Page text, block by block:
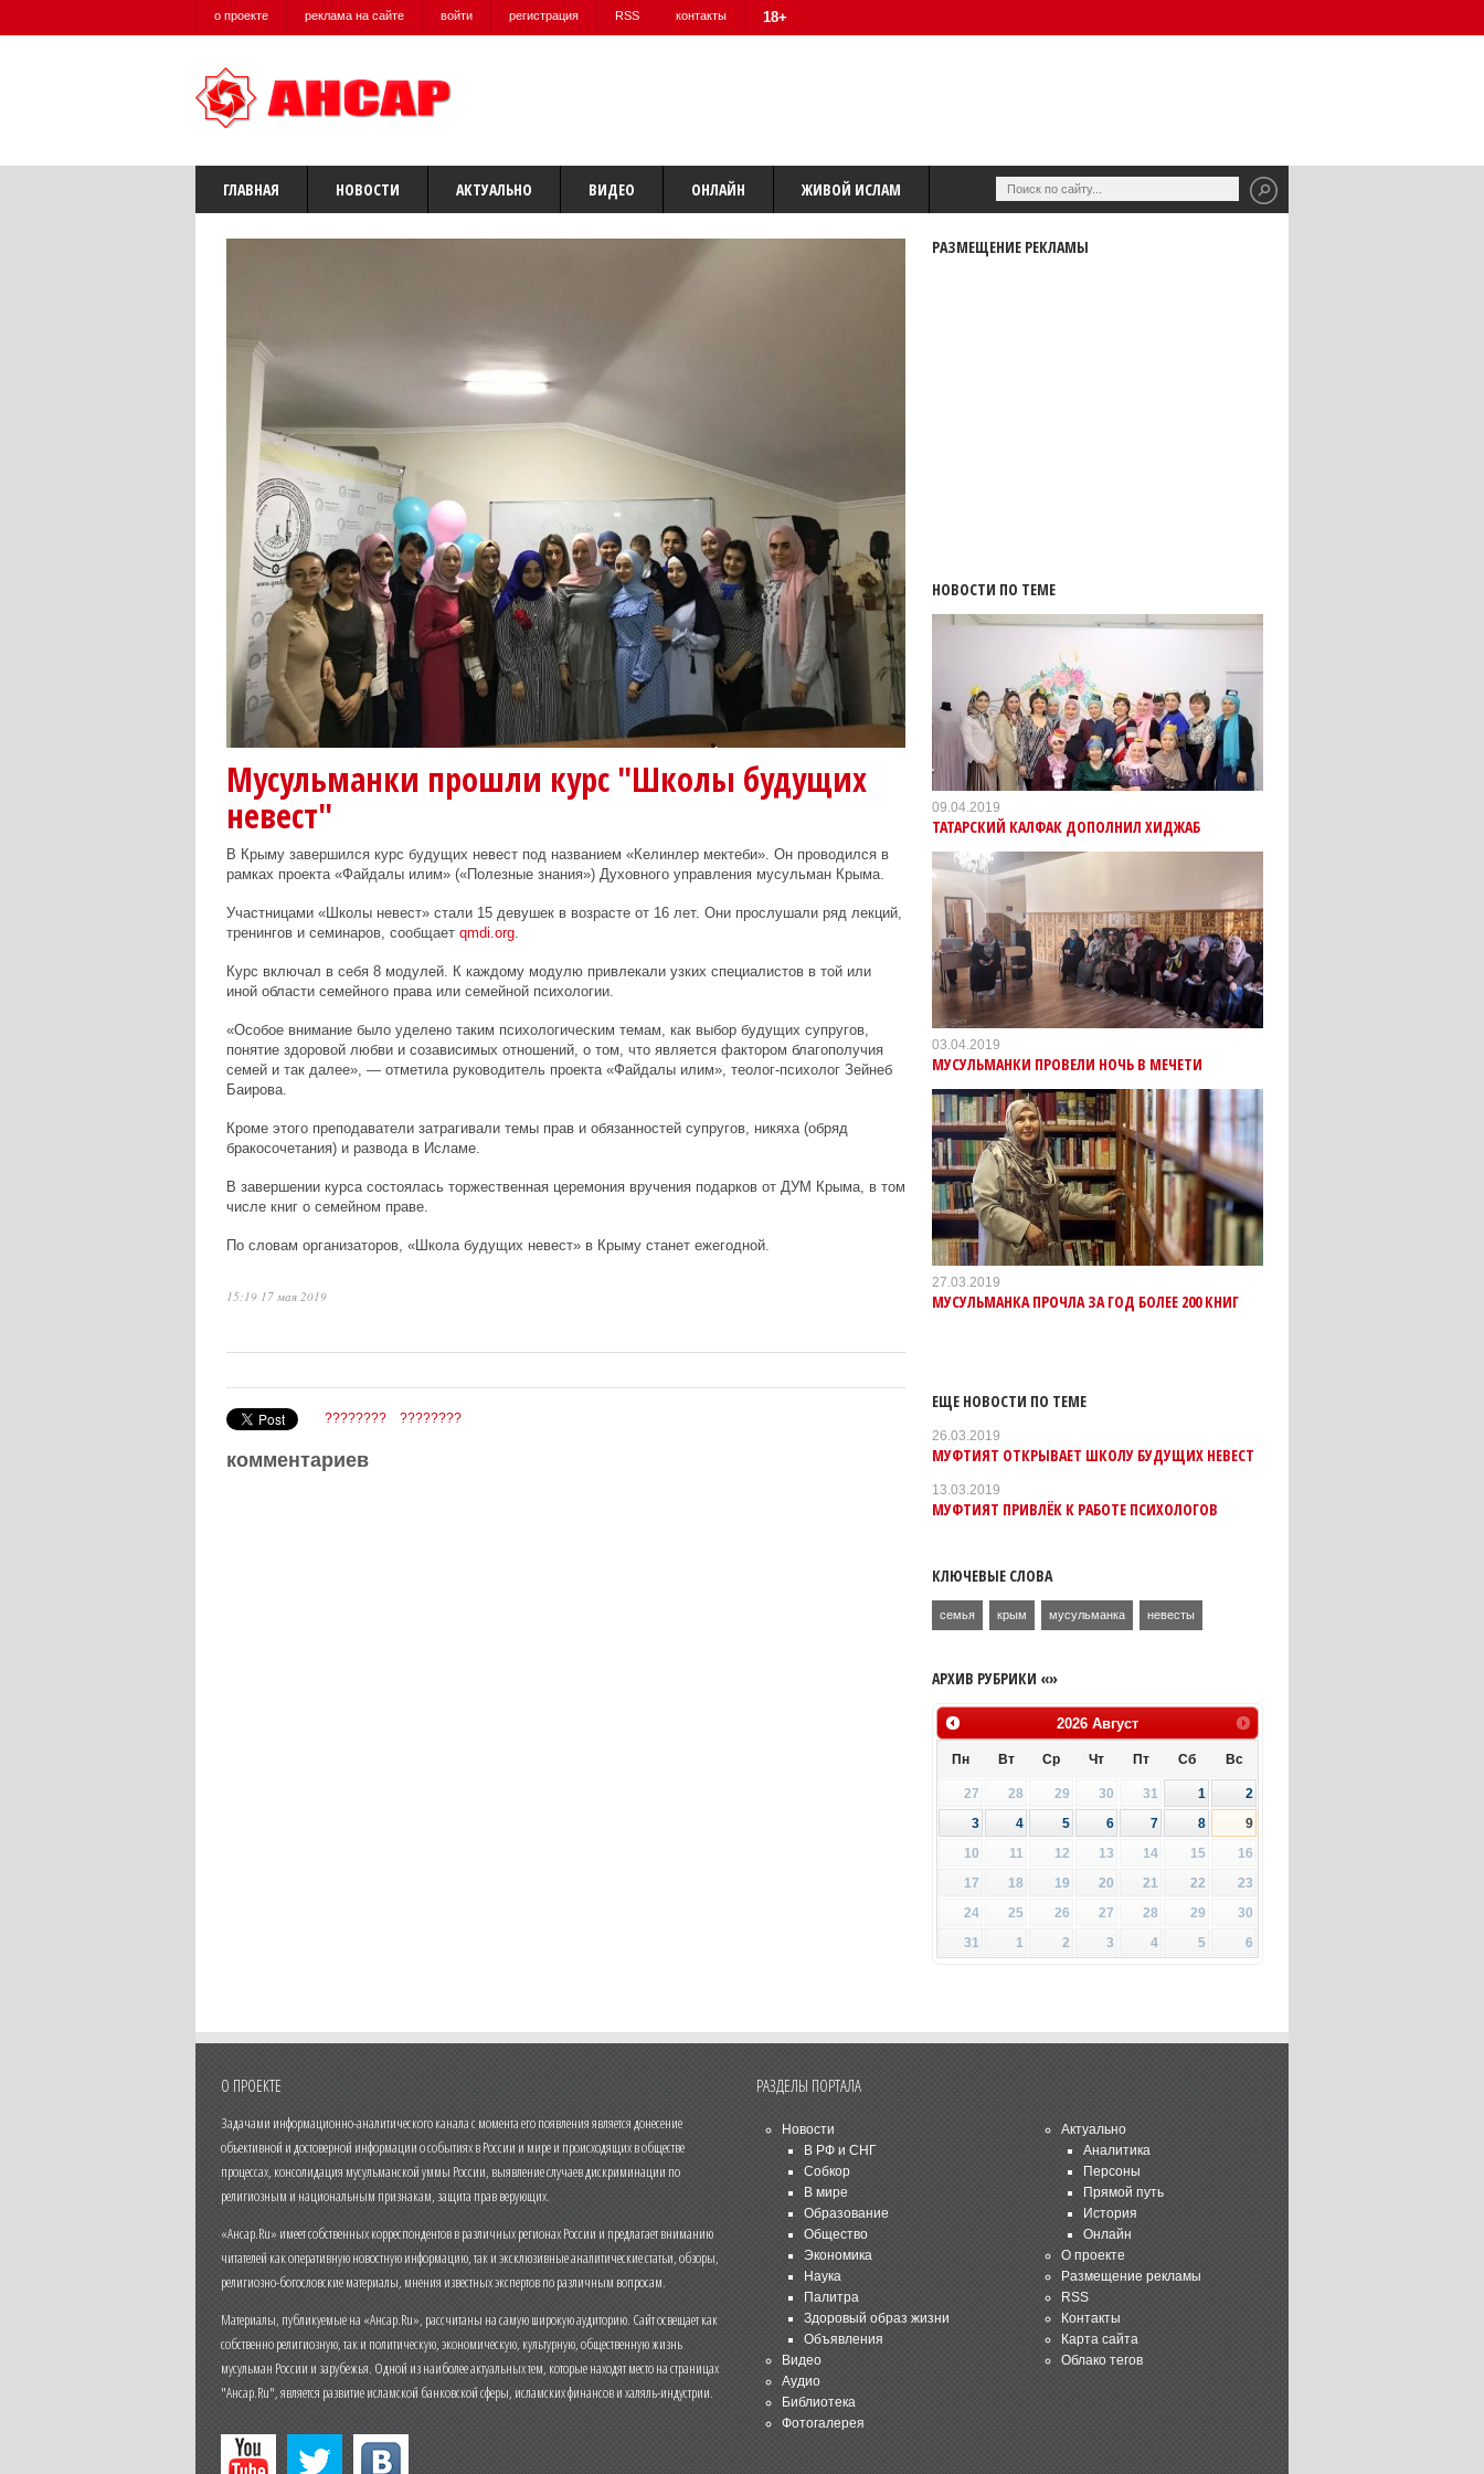
о проекте реклама на сайте войти регистрация RSS контакты 18+
ГЛАВНАЯ НОВОСТИ АКТУАЛЬНО ВИДЕО ОНЛАЙН ЖИВОЙ ИСЛАМ
Мусульманки прошли курс "Школы будущих
невест"
В Крыму завершился курс будущих невест под названием «Келинлер мектеби». Он проводился в
рамках проекта «Файдалы илим» («Полезные знания») Духовного управления мусульман Крыма.
Участницами «Школы невест» стали 15 девушек в возрасте от 16 лет. Они прослушали ряд лекций,
тренингов и семинаров, сообщает qmdi.org.
Курс включал в себя 8 модулей. К каждому модулю привлекали узких специалистов в той или
иной области семейного права или семейной психологии.
«Особое внимание было уделено таким психологическим темам, как выбор будущих супругов,
понятие здоровой любви и созависимых отношений, о том, что является фактором благополучия
семей и так далее», — отметила руководитель проекта «Файдалы илим», теолог-психолог Зейнеб
Баирова.
Кроме этого преподаватели затрагивали темы прав и обязанностей супругов, никяха (обряд
бракосочетания) и развода в Исламе.
В завершении курса состоялась торжественная церемония вручения подарков от ДУМ Крыма, в том
числе книг о семейном праве.
По словам организаторов, «Школа будущих невест» в Крыму станет ежегодной.
15:19 17 мая 2019
???????? ????????
комментариев
РАЗМЕЩЕНИЕ РЕКЛАМЫ
НОВОСТИ ПО ТЕМЕ
09.04.2019
ТАТАРСКИЙ КАЛФАК ДОПОЛНИЛ ХИДЖАБ
03.04.2019
МУСУЛЬМАНКИ ПРОВЕЛИ НОЧЬ В МЕЧЕТИ
27.03.2019
МУСУЛЬМАНКА ПРОЧЛА ЗА ГОД БОЛЕЕ 200 КНИГ
ЕЩЕ НОВОСТИ ПО ТЕМЕ
26.03.2019
МУФТИЯТ ОТКРЫВАЕТ ШКОЛУ БУДУЩИХ НЕВЕСТ
13.03.2019
МУФТИЯТ ПРИВЛЁК К РАБОТЕ ПСИХОЛОГОВ
КЛЮЧЕВЫЕ СЛОВА
семья крым мусульманка невесты
АРХИВ РУБРИКИ «»
2026 Август
Пн Вт Ср Чт Пт Сб Вс
27 28 29 30 31 1
2
3
4 5 6 7 8
9
10
11 12 13 14 15
16
17
18 19 20 21 22
23
24
25 26 27 28 29
30
31
1 2 3 4 5 6
О ПРОЕКТЕ
Задачами информационно-аналитического канала с момента его появления является донесение
объективной и достоверной информации о событиях в России и мире и происходящих в обществе
процессах, консолидация мусульманской уммы России, выявление случаев дискриминации по
религиозным и национальным признакам, защита прав верующих.
«Ансар.Ru» имеет собственных корреспондентов в различных регионах России и предлагает вниманию
читателей как оперативную новостную информацию, так и эксклюзивные аналитические статьи, обзоры,
религиозно-богословские материалы, мнения известных экспертов по различным вопросам.
Материалы, публикуемые на «Ансар.Ru», рассчитаны на самую широкую аудиторию. Сайт освещает как
собственно религиозную, так и политическую, экономическую, культурную, общественную жизнь
мусульман России и зарубежья. Одной из наиболее актуальных тем, которые находят место на страницах
"Ансар.Ru", является развитие исламской банковской сферы, исламских финансов и халяль-индустрии.
РАЗДЕЛЫ ПОРТАЛА
Новости
В РФ и СНГ
Собкор
В мире
Образование
Общество
Экономика
Наука
Палитра
Здоровый образ жизни
Объявления
Видео
Аудио
Библиотека
Фотогалерея
Актуально
Аналитика
Персоны
Прямой путь
История
Онлайн
О проекте
Размещение рекламы
RSS
Контакты
Карта сайта
Облако тегов